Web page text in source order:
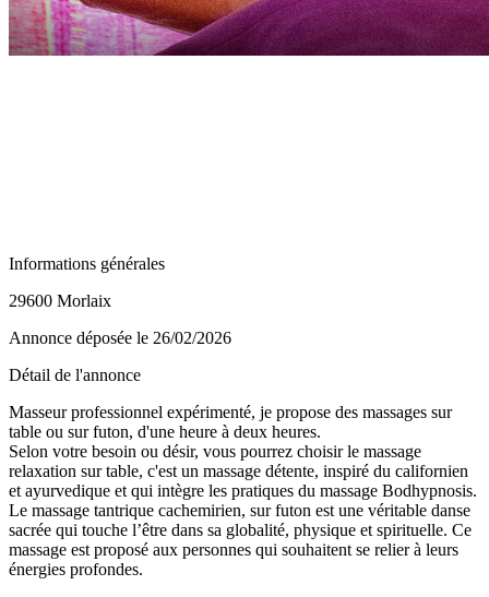
Informations générales
29600 Morlaix
Annonce déposée le 26/02/2026
Détail de l'annonce
Masseur professionnel expérimenté, je propose des massages sur
table ou sur futon, d'une heure à deux heures.
Selon votre besoin ou désir, vous pourrez choisir le massage
relaxation sur table, c'est un massage détente, inspiré du californien
et ayurvedique et qui intègre les pratiques du massage Bodhypnosis.
Le massage tantrique cachemirien, sur futon est une véritable danse
sacrée qui touche l’être dans sa globalité, physique et spirituelle. Ce
massage est proposé aux personnes qui souhaitent se relier à leurs
énergies profondes.